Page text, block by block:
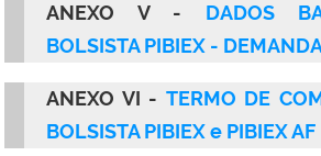
ANEXO V - DADOS
BOLSISTA PIBIEX -
ANEXO VI - TERMO DE
BOLSISTA PIBIEX e PIBIEX AF